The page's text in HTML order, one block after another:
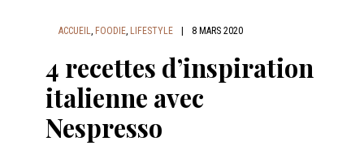
ACCUEIL, FOODIE, LIFESTYLE 8 MARS 2020
4 recettes d’inspiration
italienne avec
Nespresso